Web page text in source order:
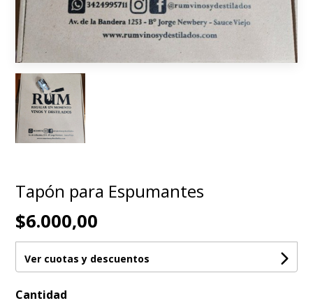
Tapón para Espumantes
$6.000,00
Ver cuotas y descuentos
Cantidad